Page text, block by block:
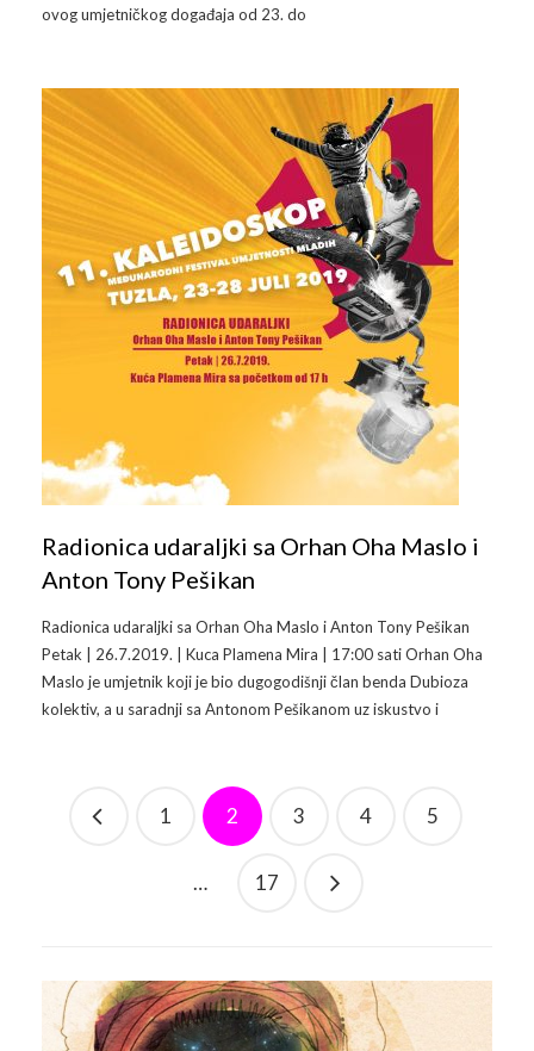
ovog umjetničkog događaja od 23. do
Radionica udaraljki sa Orhan Oha Maslo i
Anton Tony Pešikan
Radionica udaraljki sa Orhan Oha Maslo i Anton Tony Pešikan
Petak | 26.7.2019. | Kuca Plamena Mira | 17:00 sati Orhan Oha
Maslo je umjetnik koji je bio dugogodišnji član benda Dubioza
kolektiv, a u saradnji sa Antonom Pešikanom uz iskustvo i
1 2 3 4 5
… 17